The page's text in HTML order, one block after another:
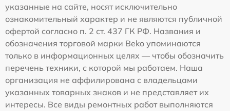
указанные на сайте, носят исключительно
ознакомительный характер и не являются публичной
офертой согласно п. 2 ст. 437 ГК РФ. Названия и
обозначения торговой марки Beko упоминаются
только в информационных целях — чтобы обозначить
перечень техники, с которой мы работаем. Наша
организация не аффилирована с владельцами
указанных товарных знаков и не представляет их
интересы. Все виды ремонтных работ выполняются